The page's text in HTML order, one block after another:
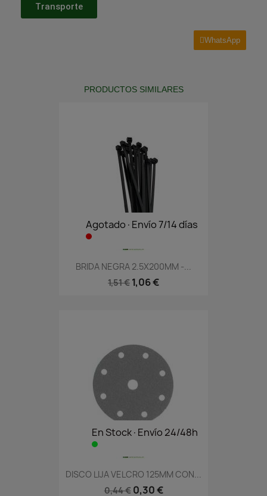
Transporte
WhatsApp
PRODUCTOS SIMILARES
Agotado·Envío 7/14 días
BRIDA NEGRA 2.5X200MM -...
1,51 € 1,06 €
En Stock·Envío 24/48h
DISCO LIJA VELCRO 125MM CON...
0,44 € 0,30 €